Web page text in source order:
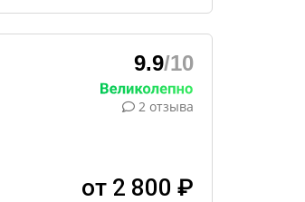
9.9/10
2 отзыва
от 2 800 ₽